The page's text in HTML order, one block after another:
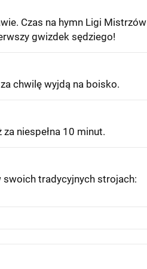
Czas na hymn Ligi Mistrzów
gwizdek sędziego!
chwilę wyjdą na boisko.
niespełna 10 minut.
tradycyjnych strojach: